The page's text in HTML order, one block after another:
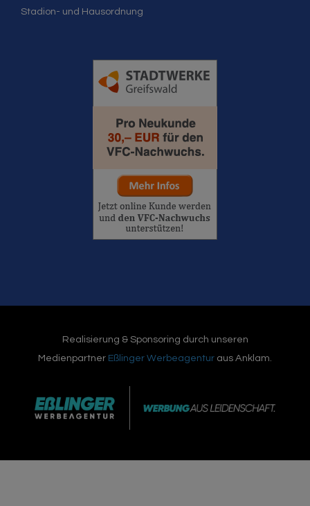
Stadion- und Hausordnung
Realisierung & Sponsoring durch unseren
Medienpartner Eßlinger Werbeagentur aus Anklam.